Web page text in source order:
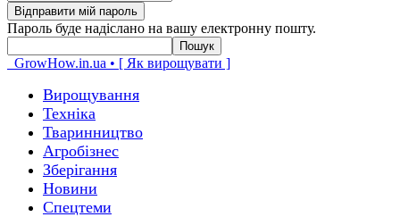
Пароль буде надіслано на вашу електронну пошту.
GrowHow.in.ua • [ Як вирощувати ]
Вирощування
Техніка
Тваринництво
Агробізнес
Зберігання
Новини
Спецтеми